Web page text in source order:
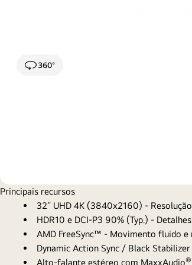
360°
Principais recursos
32“ UHD 4K (3840x2160) -
HDR10 e DCI-P3 90% (Typ.) -
AMD FreeSync™ - Movimento fluido e
Dynamic Action Sync / Black
Alto-falante estéreo com MaxxAudio®